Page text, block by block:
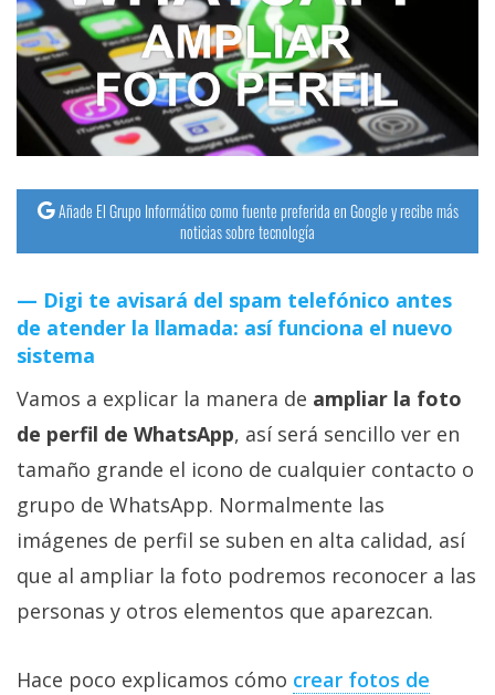
Operadores
Trucos
y
Tutoriales
Ciberseguridad
Sistemas
operativos
Profesional
+
Más
temas
Sorteos
Foros
Añade El Grupo Informático como fuente preferida en Google y recibe más
noticias sobre tecnología
Digi te avisará del spam telefónico antes
de atender la llamada: así funciona el nuevo
sistema
Vamos a explicar la manera de ampliar la foto
de perfil de WhatsApp, así será sencillo ver en
tamaño grande el icono de cualquier contacto o
grupo de WhatsApp. Normalmente las
imágenes de perfil se suben en alta calidad, así
que al ampliar la foto podremos reconocer a las
personas y otros elementos que aparezcan.
Hace poco explicamos cómo crear fotos de